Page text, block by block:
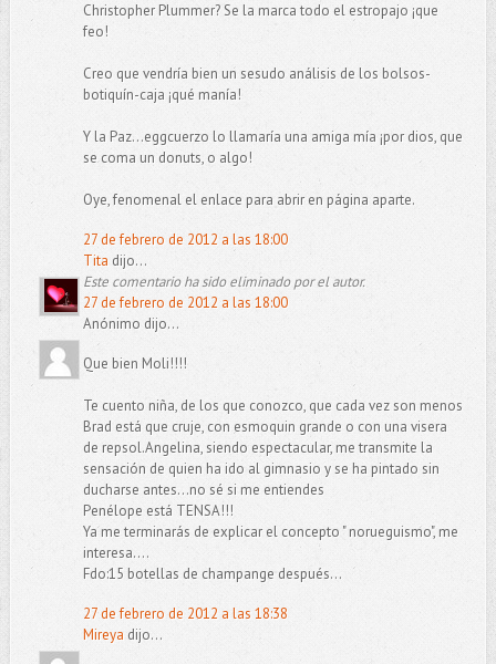
Christopher Plummer? Se la marca todo el estropajo ¡que
feo!
Creo que vendría bien un sesudo análisis de los bolsos-
botiquín-caja ¡qué manía!
Y la Paz...eggcuerzo lo llamaría una amiga mía ¡por dios, que
se coma un donuts, o algo!
Oye, fenomenal el enlace para abrir en página aparte.
27 de febrero de 2012 a las 18:00
Tita dijo...
Este comentario ha sido eliminado por el autor.
27 de febrero de 2012 a las 18:00
Anónimo dijo...
Que bien Moli!!!!
Te cuento niña, de los que conozco, que cada vez son menos
Brad está que cruje, con esmoquin grande o con una visera
de repsol.Angelina, siendo espectacular, me transmite la
sensación de quien ha ido al gimnasio y se ha pintado sin
ducharse antes...no sé si me entiendes
Penélope está TENSA!!!
Ya me terminarás de explicar el concepto " norueguismo", me
interesa....
Fdo:15 botellas de champange después...
27 de febrero de 2012 a las 18:38
Mireya dijo...